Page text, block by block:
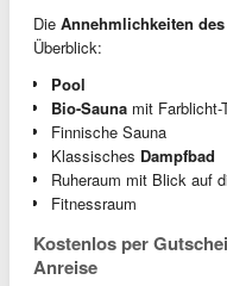
Die Annehmlichkeiten
Überblick:
Pool
Bio-Sauna mit Farblicht-
Finnische Sauna
Klassisches Dampfbad
Ruheraum mit Blick auf
Fitnessraum
Kostenlos per
Anreise